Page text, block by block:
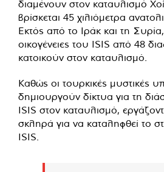
διαμένουν στον καταυλισμό
βρίσκεται 45 χιλιόμετρα
Εκτός από το Ιράκ και τη Συρία,
οικογένειες του ISIS από 48
κατοικούν στον καταυλισμό.
Καθώς οι τουρκικές μυστικές
δημιουργούν δίκτυα για τη
ISIS στον καταυλισμό,
σκληρά για να καταληφθεί το
ISIS.